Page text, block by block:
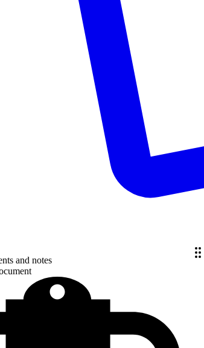
and notes